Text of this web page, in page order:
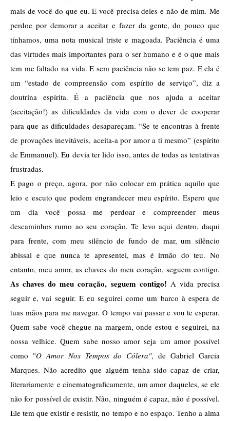
mais de você do que eu. E você precisa deles e não de mim. Me
perdoe por demorar a aceitar e fazer da gente, do pouco que
tínhamos, uma nota musical triste e magoada. Paciência é uma
das virtudes mais importantes para o ser humano e é o que mais
tem me faltado na vida. E sem paciência não se tem paz. E ela é
um “estado de compreensão com espírito de serviço”, diz a
doutrina espírita. É a paciência que nos ajuda a aceitar
(aceitação!) as dificuldades da vida com o dever de cooperar
para que as dificuldades desapareçam. “Se te encontras à frente
de provações inevitáveis, aceita-a por amor a ti mesmo” (espírito
de Emmanuel). Eu devia ter lido isso, antes de todas as tentativas
frustradas.
E pago o preço, agora, por não colocar em prática aquilo que
leio e escuto que podem engrandecer meu espírito. Espero que
um dia você possa me perdoar e compreender meus
descaminhos rumo ao seu coração. Te levo aqui dentro, daqui
para frente, com meu silêncio de fundo de mar, um silêncio
abissal e que nunca te apresentei, mas é irmão do teu. No
As chaves do meu coração, seguem contigo! A vida precisa
seguir e, vai seguir. E eu seguirei como um barco à espera de
tuas mãos para me navegar. O tempo vai passar e vou te esperar.
Quem sabe você chegue na margem, onde estou e seguirei, na
nossa velhice. Quem sabe nosso amor seja um amor possível
como "O Amor Nos Tempos do Cólera", de Gabriel Garcia
Marques. Não acredito que alguém tenha sido capaz de criar,
literariamente e cinematograficamente, um amor daqueles, se ele
não for possível de existir. Não, ninguém é capaz, não é possível.
Ele tem que existir e resistir, no tempo e no espaço. Tenho a alma